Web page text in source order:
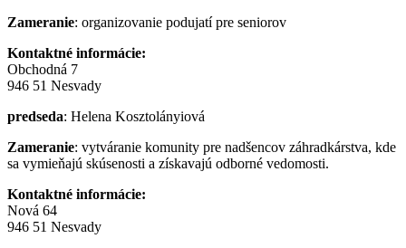
Zameranie: organizovanie podujatí pre seniorov
Kontaktné informácie:
Obchodná 7
946 51 Nesvady
predseda: Helena Kosztolányiová
Zameranie: vytváranie komunity pre nadšencov záhradkárstva, kde
sa vymieňajú skúsenosti a získavajú odborné vedomosti.
Kontaktné informácie:
Nová 64
946 51 Nesvady